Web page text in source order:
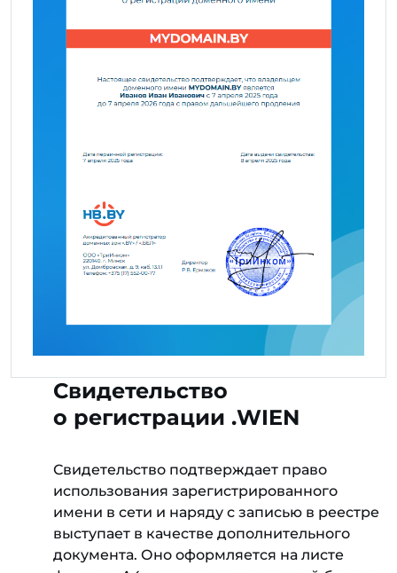
Свидетельство
о регистрации .WIEN
Свидетельство подтверждает право
использования зарегистрированного
имени в сети и наряду с записью в реестре
выступает в качестве дополнительного
документа. Оно оформляется на листе